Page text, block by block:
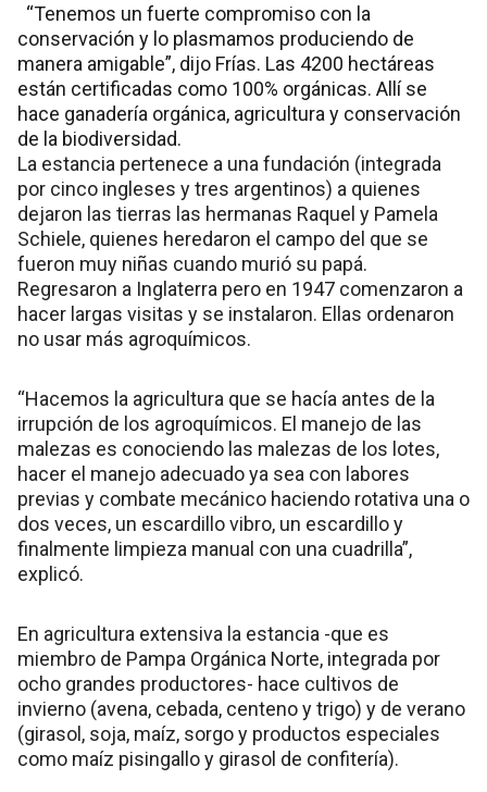
“Tenemos un fuerte compromiso con la
conservación y lo plasmamos produciendo de
manera amigable”, dijo Frías. Las 4200 hectáreas
están certificadas como 100% orgánicas. Allí se
hace ganadería orgánica, agricultura y conservación
de la biodiversidad.
La estancia pertenece a una fundación (integrada
por cinco ingleses y tres argentinos) a quienes
dejaron las tierras las hermanas Raquel y Pamela
Schiele, quienes heredaron el campo del que se
fueron muy niñas cuando murió su papá.
Regresaron a Inglaterra pero en 1947 comenzaron a
hacer largas visitas y se instalaron. Ellas ordenaron
no usar más agroquímicos.
“Hacemos la agricultura que se hacía antes de la
irrupción de los agroquímicos. El manejo de las
malezas es conociendo las malezas de los lotes,
hacer el manejo adecuado ya sea con labores
previas y combate mecánico haciendo rotativa una o
dos veces, un escardillo vibro, un escardillo y
finalmente limpieza manual con una cuadrilla”,
explicó.
En agricultura extensiva la estancia -que es
miembro de Pampa Orgánica Norte, integrada por
ocho grandes productores- hace cultivos de
invierno (avena, cebada, centeno y trigo) y de verano
(girasol, soja, maíz, sorgo y productos especiales
como maíz pisingallo y girasol de confitería).